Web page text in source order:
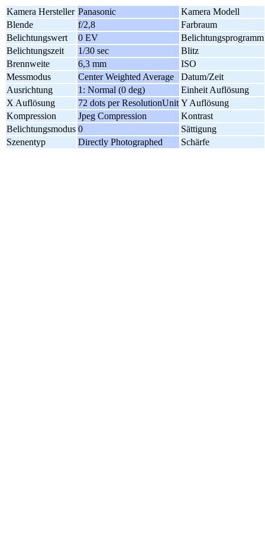
Kamera Hersteller Panasonic
Kamera Modell
Blende
f/2,8
Farbraum
Belichtungswert
0 EV
Belichtungsprogramm
Belichtungszeit
1/30 sec
Blitz
Brennweite
6,3 mm
ISO
Messmodus
Center Weighted Average
Datum/Zeit
Ausrichtung
1: Normal (0 deg)
Einheit Auflösung
X Auflösung
72 dots per ResolutionUnit Y Auflösung
Kompression
Jpeg Compression
Kontrast
Belichtungsmodus 0
Sättigung
Szenentyp
Directly Photographed Schärfe